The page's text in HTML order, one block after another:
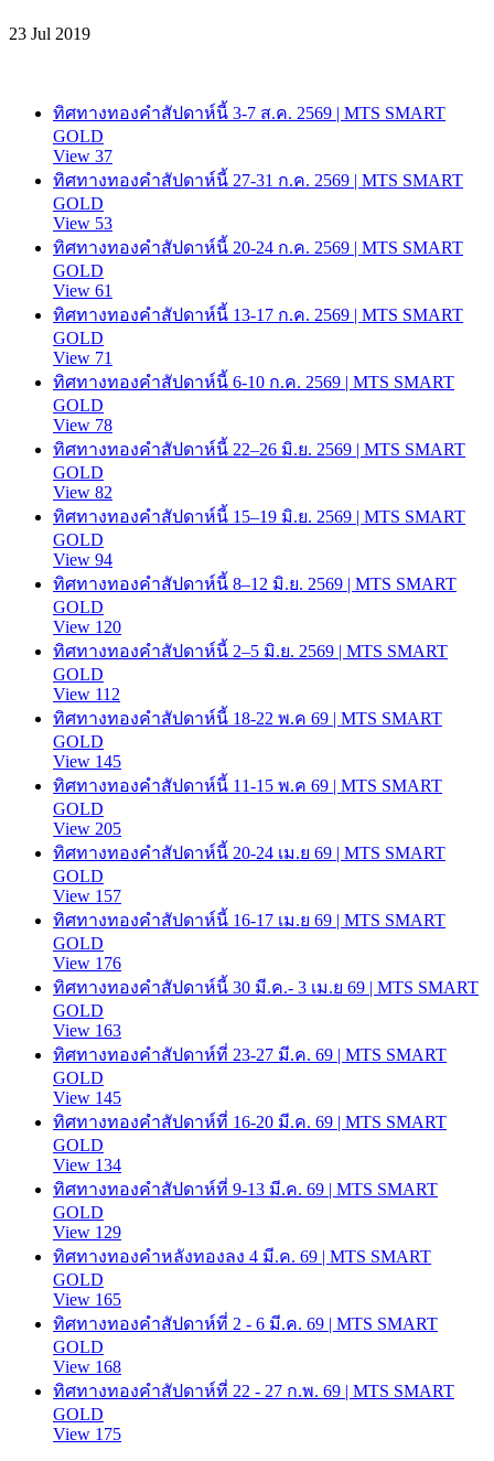
23 Jul 2019
ทิศทางทองคำสัปดาห์นี้ 3-7 ส.ค. 2569 | MTS SMART
GOLD
View 37
ทิศทางทองคำสัปดาห์นี้ 27-31 ก.ค. 2569 | MTS SMART
GOLD
View 53
ทิศทางทองคำสัปดาห์นี้ 20-24 ก.ค. 2569 | MTS SMART
GOLD
View 61
ทิศทางทองคำสัปดาห์นี้ 13-17 ก.ค. 2569 | MTS SMART
GOLD
View 71
ทิศทางทองคำสัปดาห์นี้ 6-10 ก.ค. 2569 | MTS SMART
GOLD
View 78
ทิศทางทองคำสัปดาห์นี้ 22–26 มิ.ย. 2569 | MTS SMART
GOLD
View 82
ทิศทางทองคำสัปดาห์นี้ 15–19 มิ.ย. 2569 | MTS SMART
GOLD
View 94
ทิศทางทองคำสัปดาห์นี้ 8–12 มิ.ย. 2569 | MTS SMART
GOLD
View 120
ทิศทางทองคำสัปดาห์นี้ 2–5 มิ.ย. 2569 | MTS SMART
GOLD
View 112
ทิศทางทองคำสัปดาห์นี้ 18-22 พ.ค 69 | MTS SMART
GOLD
View 145
ทิศทางทองคำสัปดาห์นี้ 11-15 พ.ค 69 | MTS SMART
GOLD
View 205
ทิศทางทองคำสัปดาห์นี้ 20-24 เม.ย 69 | MTS SMART
GOLD
View 157
ทิศทางทองคำสัปดาห์นี้ 16-17 เม.ย 69 | MTS SMART
GOLD
View 176
ทิศทางทองคำสัปดาห์นี้ 30 มี.ค.- 3 เม.ย 69 | MTS SMART
GOLD
View 163
ทิศทางทองคำสัปดาห์ที่ 23-27 มี.ค. 69 | MTS SMART
GOLD
View 145
ทิศทางทองคำสัปดาห์ที่ 16-20 มี.ค. 69 | MTS SMART
GOLD
View 134
ทิศทางทองคำสัปดาห์ที่ 9-13 มี.ค. 69 | MTS SMART
GOLD
View 129
ทิศทางทองคำหลังทองลง 4 มี.ค. 69 | MTS SMART
GOLD
View 165
ทิศทางทองคำสัปดาห์ที่ 2 - 6 มี.ค. 69 | MTS SMART
GOLD
View 168
ทิศทางทองคำสัปดาห์ที่ 22 - 27 ก.พ. 69 | MTS SMART
GOLD
View 175